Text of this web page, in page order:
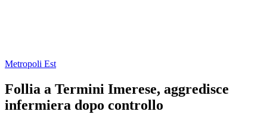
Metropoli Est
Follia a Termini Imerese, aggredisce
infermiera dopo controllo